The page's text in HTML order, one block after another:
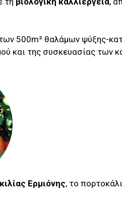
500m² θαλάμων ψύξης-
και της συσκευασίας των
Ερμιόνης, το